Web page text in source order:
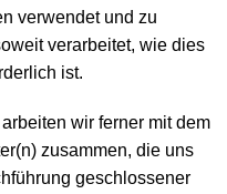
verwendet und zu
verarbeitet, wie dies
ist.
wir ferner mit dem
zusammen, die uns
geschlossener